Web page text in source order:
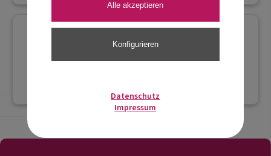
Alle akzeptieren
Konfigurieren
Datenschutz
Impressum